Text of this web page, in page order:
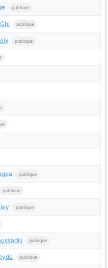
publique
publique
publique
publique
publique
publique
publique
publique